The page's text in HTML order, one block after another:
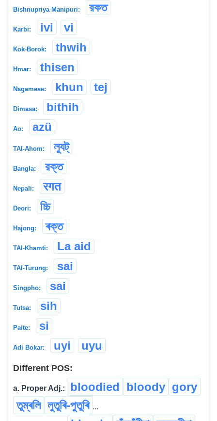
Bishnupriya Manipuri: রকত
Karbi: ivi vi
Kok-Borok: thwih
Hmar: thisen
Nagamese: khun tej
Dimasa: bithih
Ao: azü
TAI-Ahom: ল্যুট্
Bangla: রক্ত
Nepali: रगत
Deori: চ্চি
Hajong: ৰক্ত
TAI-Khamti: La aid
TAI-Turung: sai
Singpho: sai
Tutsa: sih
Paite: si
Adi Bokar: uyi uyu
Different POS:
a. Proper Adj.: bloodied bloody gory
তুম্‌ৰলি লুতুৰি-পুতুৰি ...